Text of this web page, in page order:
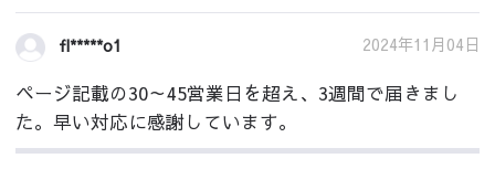
fl*****o1 2024年11月04日
ページ記載の30～45営業日を超え、3週間で届きまし
た。早い対応に感謝しています。